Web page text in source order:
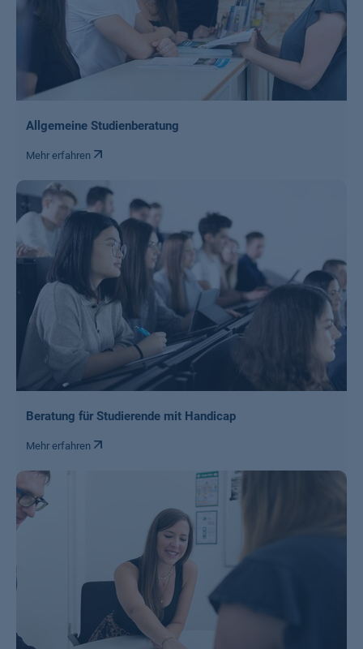
Allgemeine Studienberatung
Mehr erfahren
Beratung für Studierende mit Handicap
Mehr erfahren